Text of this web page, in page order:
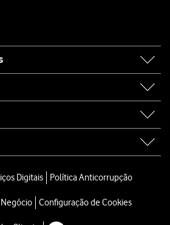
Digitais Política Anticorrupção
Configuração de Cookies